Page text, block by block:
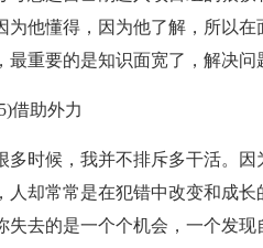
为他懂得，因为他了解，所以
最重要的是知识面宽了，解决问
借助外力
多时候，我并不排斥多干活。因
人却常常是在犯错中改变和成
失去的是一个个机会，一个发现